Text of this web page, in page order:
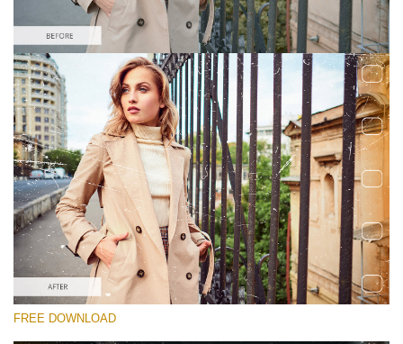
Si prega di Selezionare
Free Photoshop Overlay #1
Small 800*533px
Film Scratches
(30 Overlays)
Large 6000*4000px
FREE DOWNLOAD